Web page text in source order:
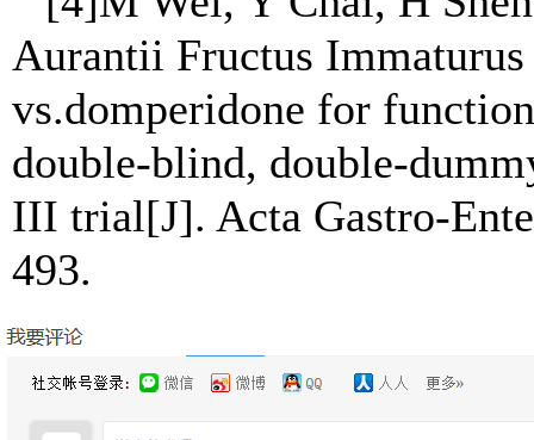
Aurantii Fructus
vs.domperidone for
double-blind, double-
III trial[J]. Acta Gastro-
493.